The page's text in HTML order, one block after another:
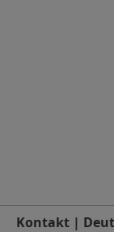
Kontakt |